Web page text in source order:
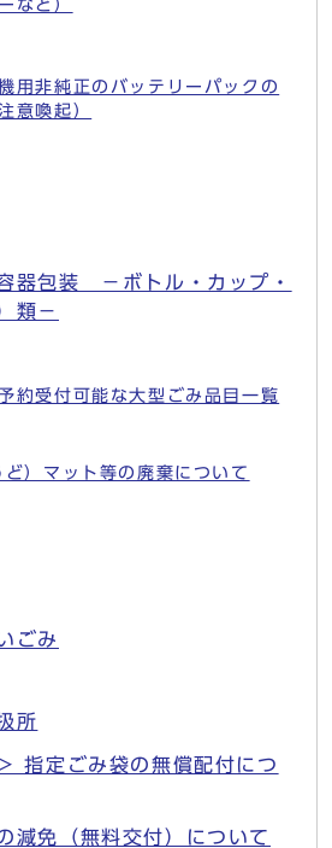
など）
用非純正のバッテリーパックの
意喚起）
器包装 －ボトル・カップ・
類－
約受付可能な大型ごみ品目一覧
）マット等の廃棄について
ごみ
所
指定ごみ袋の無償配付につ
減免（無料交付）について